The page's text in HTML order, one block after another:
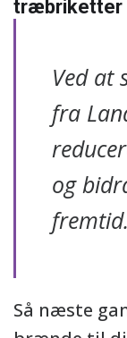
træbriketter
Ved at
fra
og
fremtid.
Så næste